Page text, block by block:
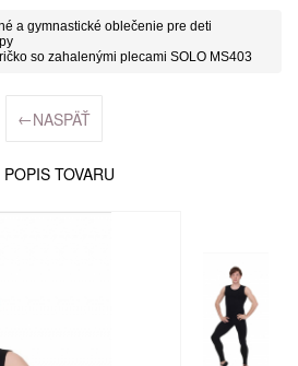
a gymnastické oblečenie pre deti
so zahalenými plecami SOLO MS403
←NASPÄŤ
POPIS TOVARU